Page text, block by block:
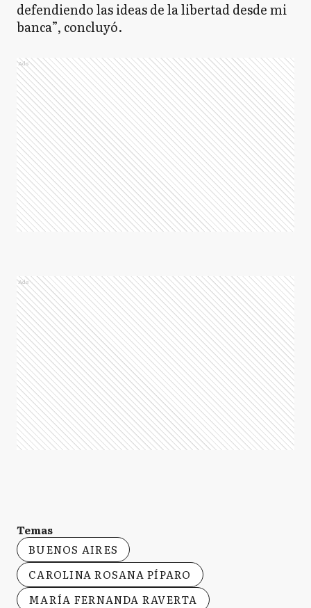
defendiendo las ideas de la libertad desde mi
banca”, concluyó.
Ads
Ads
Temas
BUENOS AIRES
CAROLINA ROSANA PÍPARO
MARÍA FERNANDA RAVERTA